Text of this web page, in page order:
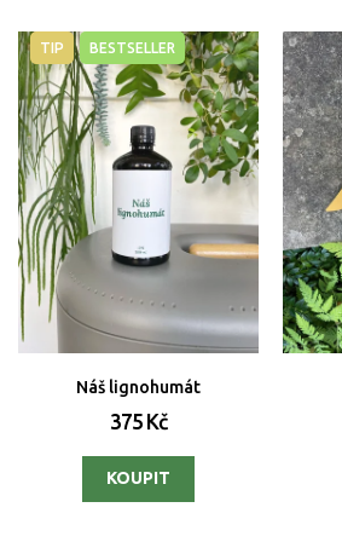
TIP BESTSELLER
Náš lignohumát
375 Kč